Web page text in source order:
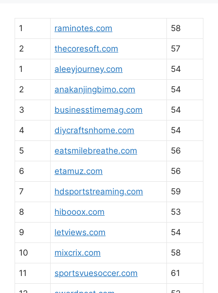
1 raminotes.com 58
2 thecoresoft.com 57
1 aleeyjourney.com 54
2 anakanjingbimo.com 54
3 businesstimemag.com 54
4 diycraftsnhome.com 54
5 eatsmilebreathe.com 56
6 etamuz.com 56
7 hdsportstreaming.com 59
8 hibooox.com 53
9 letviews.com 54
10 mixcrix.com 58
11 sportsvuesoccer.com 61